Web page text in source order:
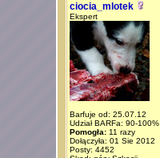
ciocia_mlotek
Ekspert
Barfuje od: 25.07.12
Udział BARFa: 90-100%
Pomogła:11 razy
Dołączyła: 01 Sie 2012
Posty: 4452